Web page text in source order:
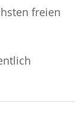
freien